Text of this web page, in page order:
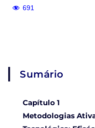
691
Sumário
Capítulo 1
Metodologias